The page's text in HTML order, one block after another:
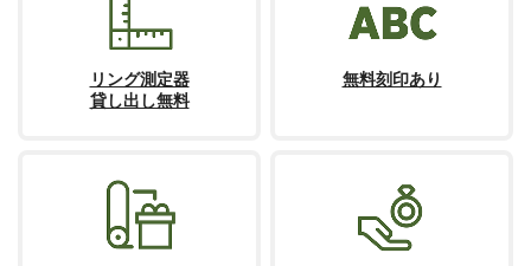
リング測定器
貸し出し無料
無料刻印あり